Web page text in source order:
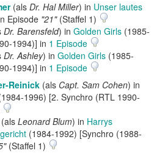
(als Dr. Hal Miller) in Unser lautes
Episode "21"(Staffel 1)
Dr. Barensfeld) in Golden Girls (1985-
1994)] in 1 Episode
Dr. Ashley) in Golden Girls (1985-
1994)] in 1 Episode
Reinick (als Capt. Sam Cohen) in
1996) [2. Synchro (RTL 1990-
Leonard Blum) in Harrys
(1984-1992) [Synchro (1988-
(Staffel 1)